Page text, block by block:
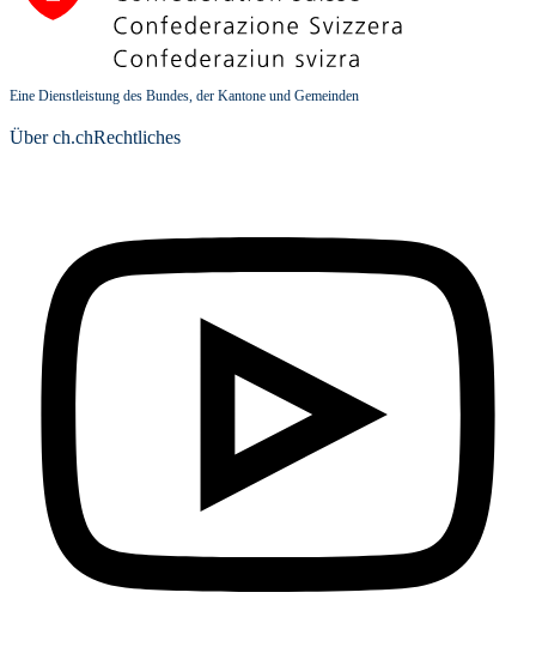
Eine Dienstleistung des Bundes, der Kantone und Gemeinden
Über ch.chRechtliches